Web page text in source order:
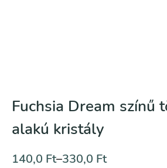
Fuchsia Dream színű
alakú kristály
140,0 Ft–330,0 Ft